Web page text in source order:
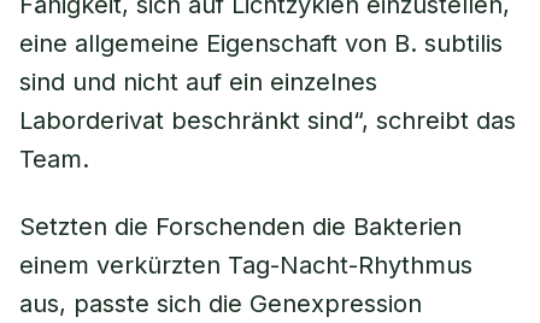
eine allgemeine Eigenschaft von B. subtilis
sind und nicht auf ein einzelnes
Laborderivat beschränkt sind“, schreibt das
Team.
Setzten die Forschenden die Bakterien
einem verkürzten Tag-Nacht-Rhythmus
aus, passte sich die Genexpression